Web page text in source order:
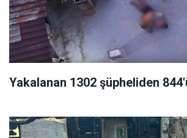
Yakalanan 1302 şüpheliden